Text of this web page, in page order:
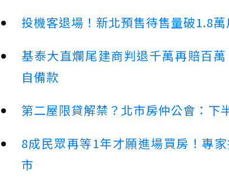
投機客退場！新北預售待售量破1.8
基泰大直爛尾建商判退千萬再賠百
自備款
第二屋限貸解禁？北市房仲公會：下
8成民眾再等1年才願進場買房！專
市